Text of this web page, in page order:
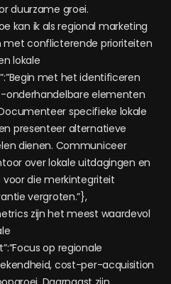
duurzame groei.
kan ik als regional marketing
conflicterende prioriteiten
lokale
met het identificeren
onderhandelbare elementen
specifieke lokale
presenteer alternatieve
dienen. Communiceer
over lokale uitdagingen en
die merkintegriteit
vergroten.”},
metrics zijn het meest waardevol
op regionale
cost-per-acquisition